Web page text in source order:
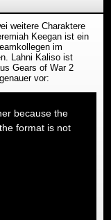
weitere Charaktere
Keegan ist ein
im
Lahni Kaliso ist
Gears of War 2
vor:
because the
format is not